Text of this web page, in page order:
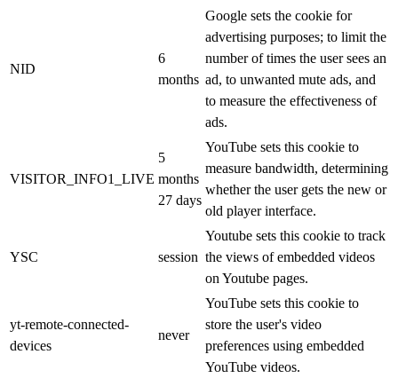
NID
6
months
Google sets the cookie for
advertising purposes; to limit the
number of times the user sees an
ad, to unwanted mute ads, and
to measure the effectiveness of
ads.
VISITOR_INFO1_LIVE
5
months
27 days
YouTube sets this cookie to
measure bandwidth, determining
whether the user gets the new or
old player interface.
YSC session
Youtube sets this cookie to track
the views of embedded videos
on Youtube pages.
yt-remote-connected-
devices
never
YouTube sets this cookie to
store the user's video
preferences using embedded
YouTube videos.